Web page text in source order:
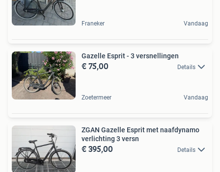
Franeker Vandaag
Gazelle Esprit - 3 versnellingen
€ 75,00 Details
Zoetermeer Vandaag
ZGAN Gazelle Esprit met naafdynamo
verlichting 3 versn
€ 395,00 Details